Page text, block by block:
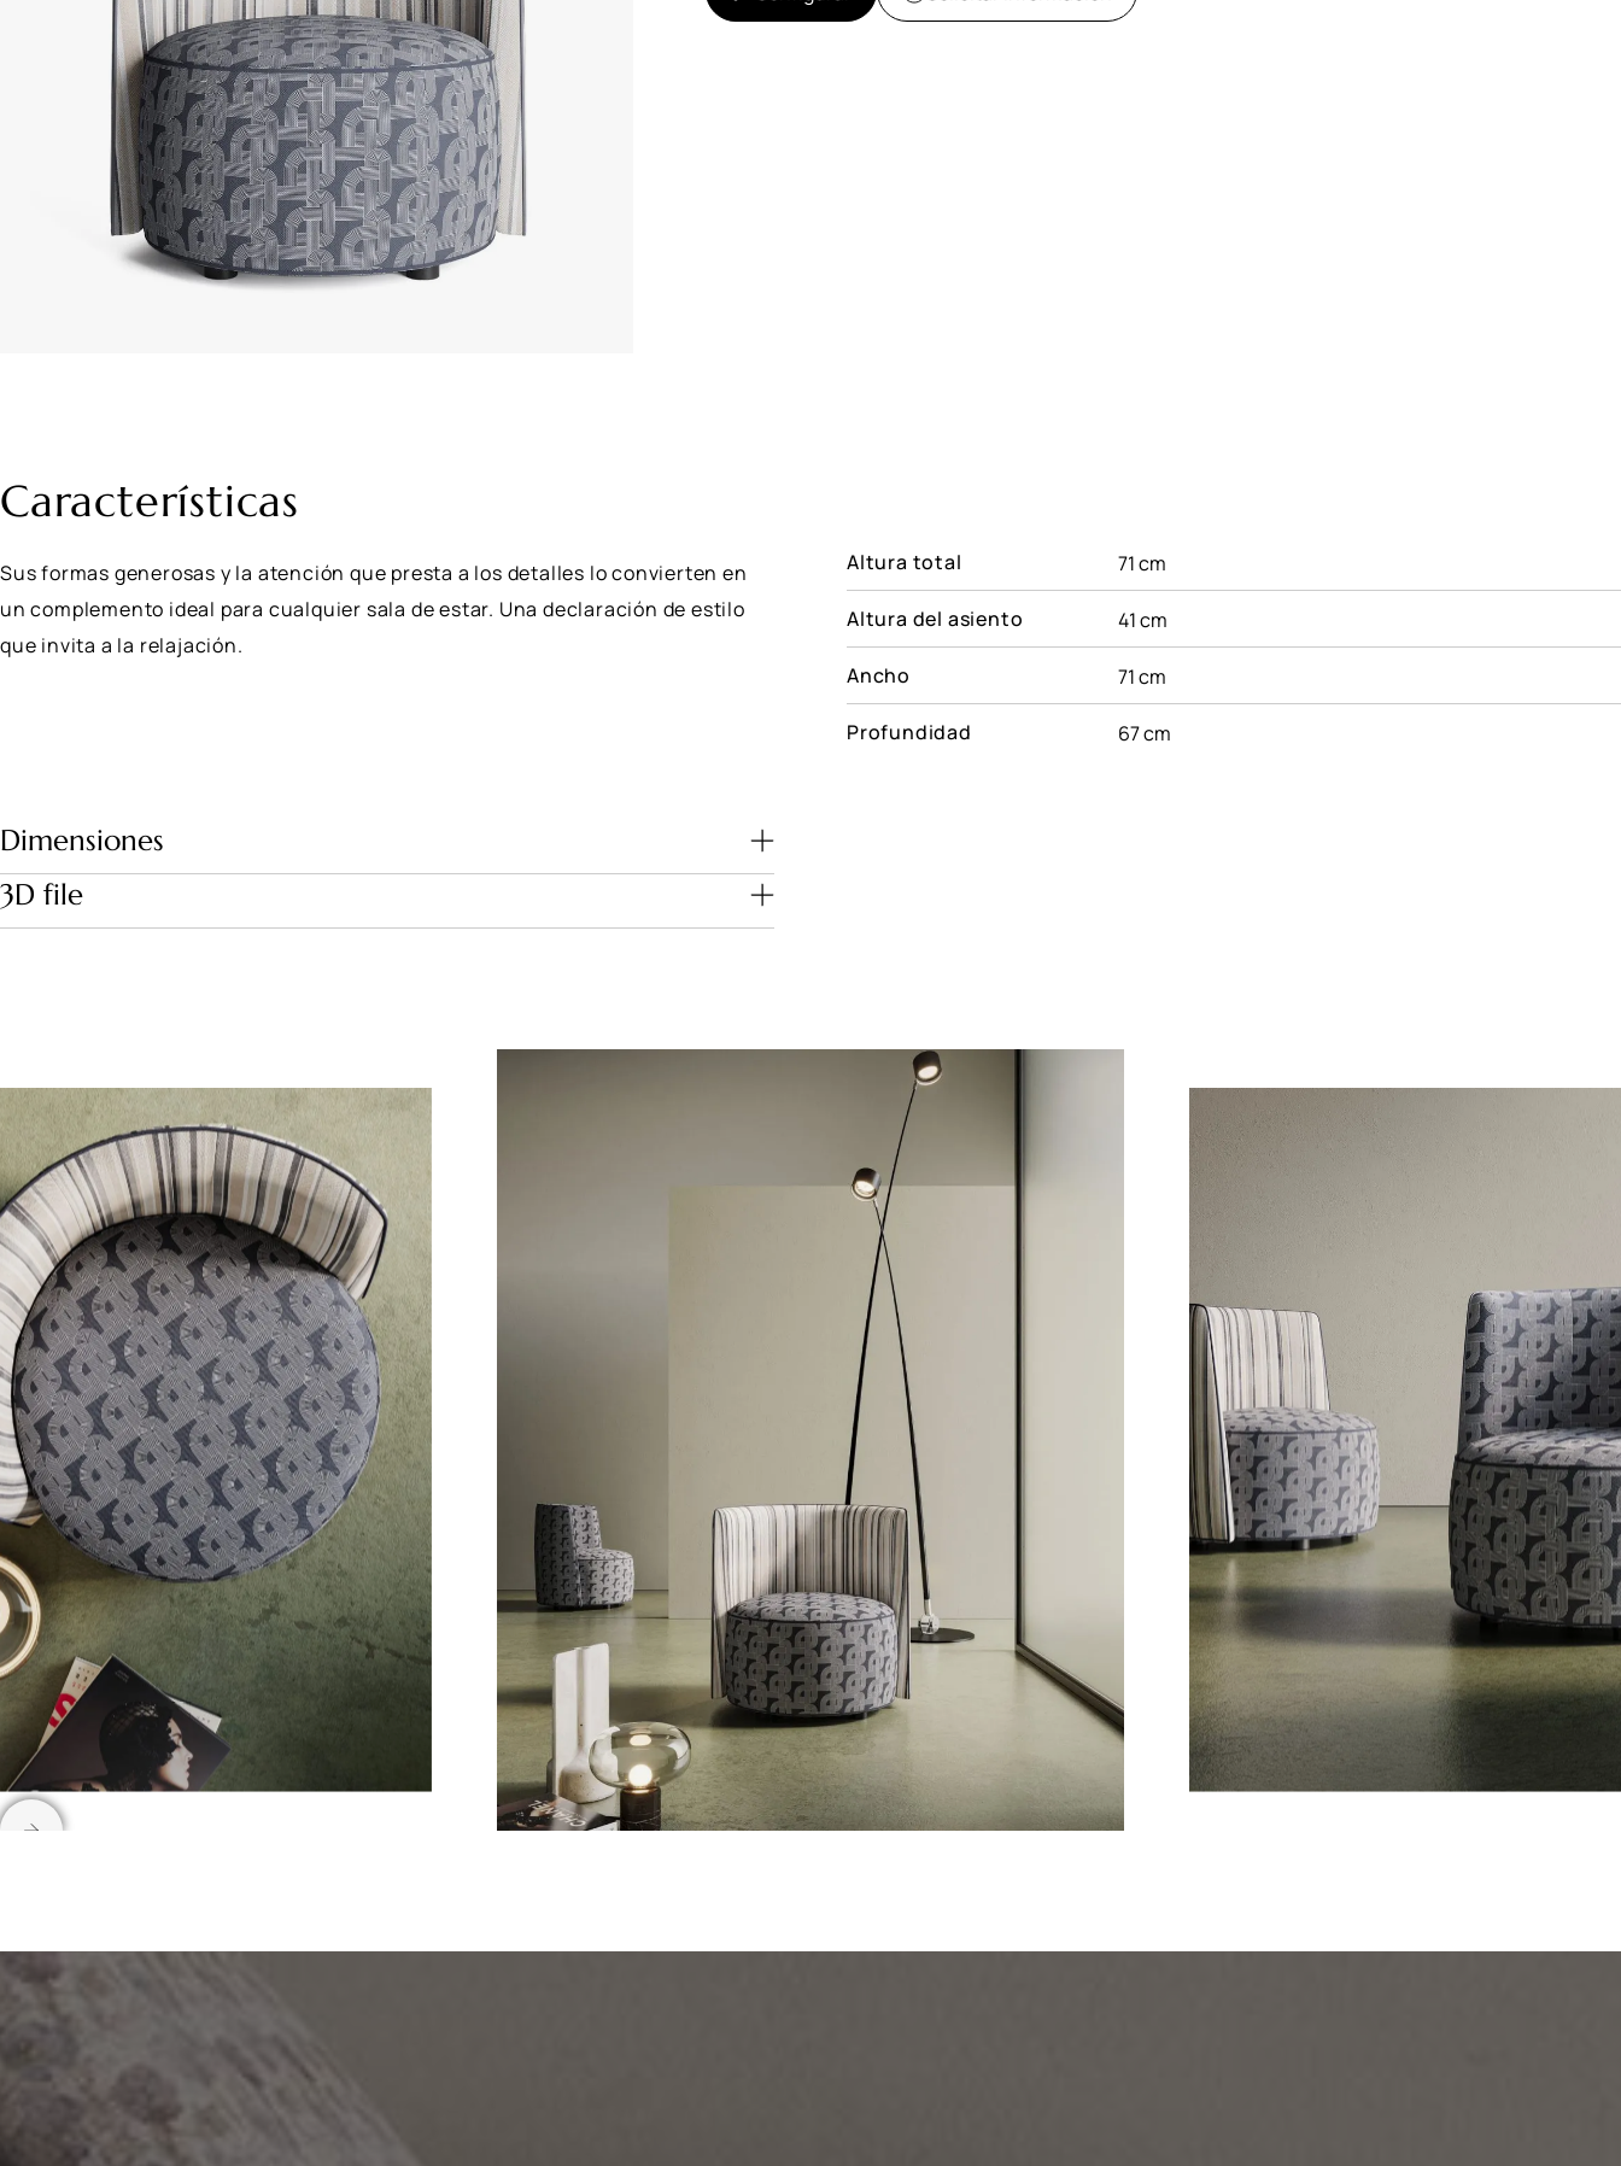
Características
Sus formas generosas y la atención que presta a los detalles lo convierten en
un complemento ideal para cualquier sala de estar. Una declaración de estilo
que invita a la relajación.
Altura total 71 cm
Altura del asiento 41 cm
Ancho 71 cm
Profundidad 67 cm
Dimensiones
3D file